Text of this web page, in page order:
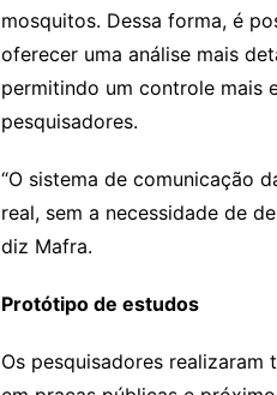
mosquitos. Dessa forma, é
oferecer uma análise mais
permitindo um controle mais
pesquisadores.
“O sistema de comunicação
real, sem a necessidade de
diz Mafra.
Protótipo de estudos
Os pesquisadores